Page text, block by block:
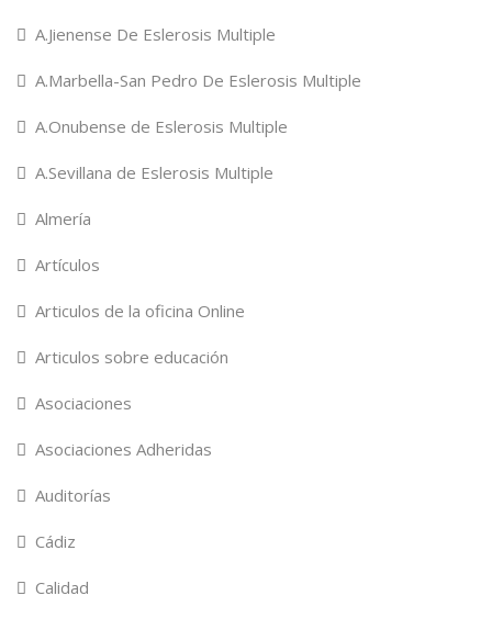
A.Jienense De Eslerosis Multiple
A.Marbella-San Pedro De Eslerosis Multiple
A.Onubense de Eslerosis Multiple
A.Sevillana de Eslerosis Multiple
Almería
Artículos
Articulos de la oficina Online
Articulos sobre educación
Asociaciones
Asociaciones Adheridas
Auditorías
Cádiz
Calidad